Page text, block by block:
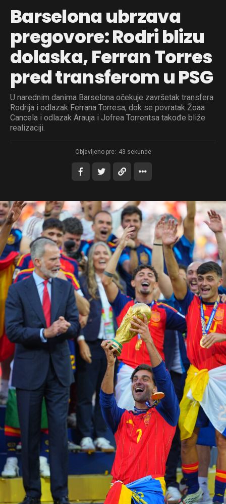
Barselona ubrzava
pregovore: Rodri blizu
dolaska, Ferran Torres
pred transferom u PSG
U narednim danima Barselona očekuje završetak transfera
Rodrija i odlazak Ferrana Torresa, dok se povratak Žoaa
Cancela i odlazak Arauja i Jofrea Torrentsa takođe bliže
realizaciji.
Objavljeno pre: 43 sekunde